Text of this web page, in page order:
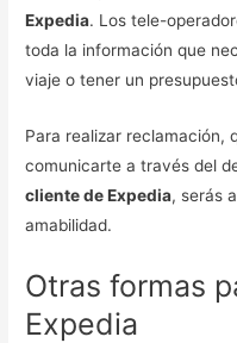
Expedia. Los tele-
toda la información que
viaje o tener un
Para realizar reclamación,
comunicarte a través del
cliente de Expedia, serás
amabilidad.
Otras formas
Expedia